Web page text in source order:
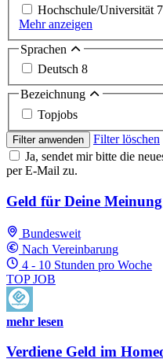
Hochschule/Universität 7
Mehr anzeigen
Sprachen
Deutsch 8
Bezeichnung
Topjobs
Filter anwenden
Filter löschen
Ja, sendet mir bitte die
per E-Mail zu.
Geld für Deine
Bundesweit
Nach Vereinbarung
4 - 10 Stunden pro Woche
TOP JOB
mehr lesen
Verdiene Geld im